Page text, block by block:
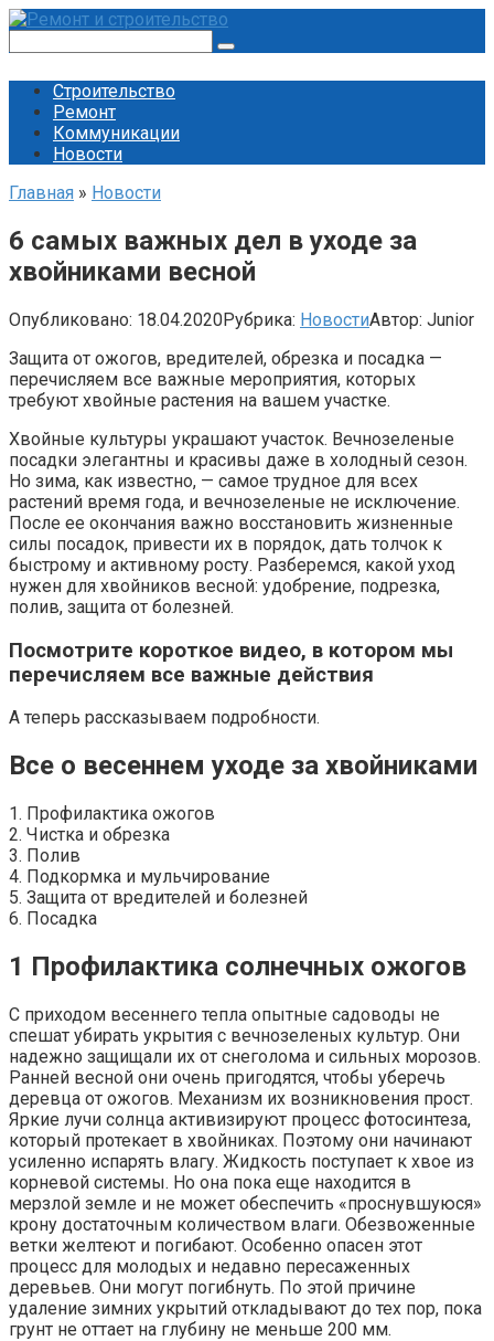
Перейти
контенту
Строительство
Ремонт
Коммуникации
Новости
Главная » Новости
6 самых важных дел в уходе за
хвойниками весной
Опубликовано: 18.04.2020Рубрика: НовостиАвтор: Junior
Защита от ожогов, вредителей, обрезка и посадка —
перечисляем все важные мероприятия, которых
требуют хвойные растения на вашем участке.
Хвойные культуры украшают участок. Вечнозеленые
посадки элегантны и красивы даже в холодный сезон.
Но зима, как известно, — самое трудное для всех
растений время года, и вечнозеленые не исключение.
После ее окончания важно восстановить жизненные
силы посадок, привести их в порядок, дать толчок к
быстрому и активному росту. Разберемся, какой уход
нужен для хвойников весной: удобрение, подрезка,
полив, защита от болезней.
Посмотрите короткое видео, в котором мы
перечисляем все важные действия
А теперь рассказываем подробности.
Все о весеннем уходе за хвойниками
1. Профилактика ожогов
2. Чистка и обрезка
3. Полив
4. Подкормка и мульчирование
5. Защита от вредителей и болезней
6. Посадка
1 Профилактика солнечных ожогов
С приходом весеннего тепла опытные садоводы не
спешат убирать укрытия с вечнозеленых культур. Они
надежно защищали их от снеголома и сильных морозов.
Ранней весной они очень пригодятся, чтобы уберечь
деревца от ожогов. Механизм их возникновения прост.
Яркие лучи солнца активизируют процесс фотосинтеза,
который протекает в хвойниках. Поэтому они начинают
усиленно испарять влагу. Жидкость поступает к хвое из
корневой системы. Но она пока еще находится в
мерзлой земле и не может обеспечить «проснувшуюся»
крону достаточным количеством влаги. Обезвоженные
ветки желтеют и погибают. Особенно опасен этот
процесс для молодых и недавно пересаженных
деревьев. Они могут погибнуть. По этой причине
удаление зимних укрытий откладывают до тех пор, пока
грунт не оттает на глубину не меньше 200 мм.